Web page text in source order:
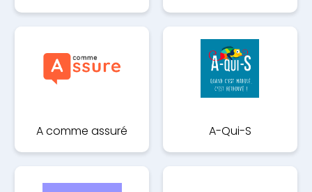
A comme assuré A-Qui-S